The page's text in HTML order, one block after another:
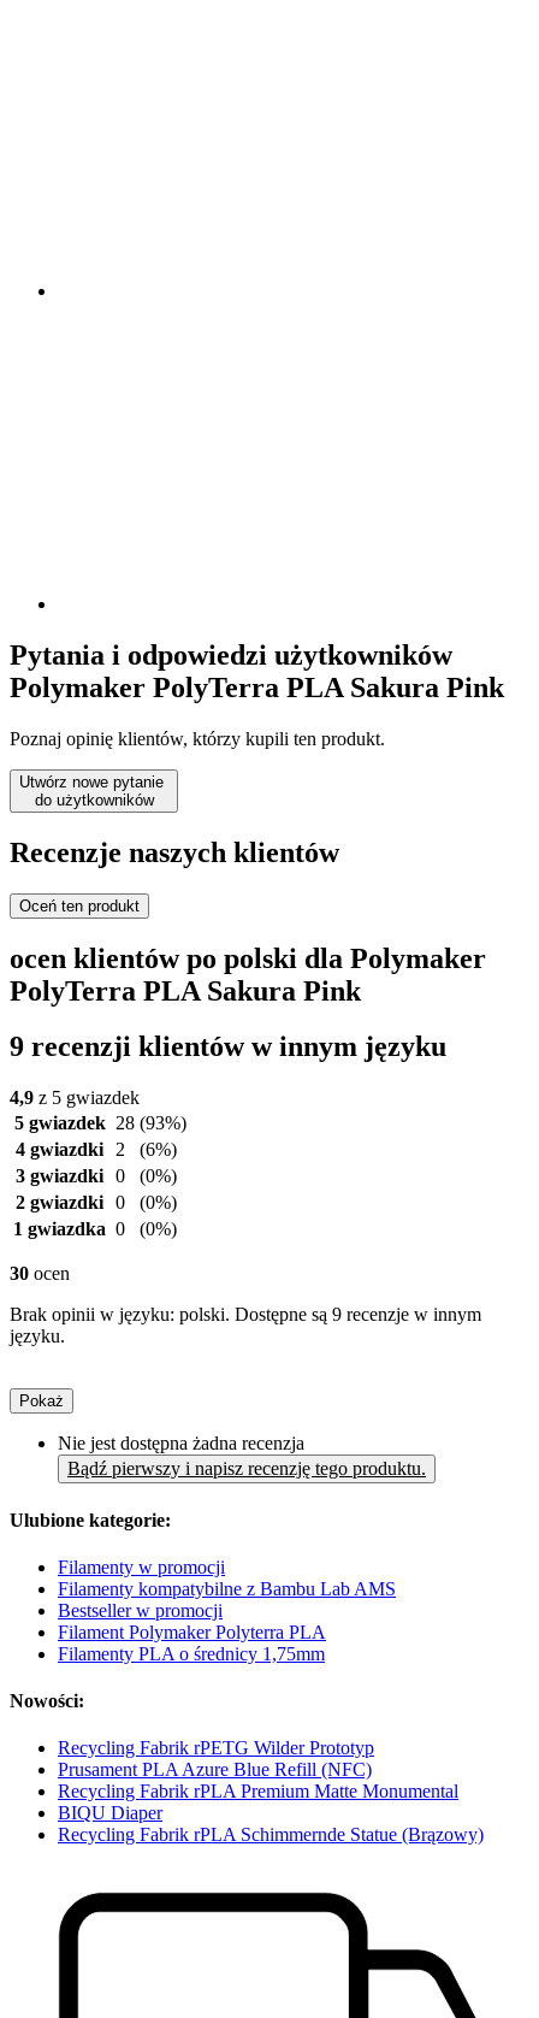
Pytania i odpowiedzi użytkowników
Polymaker PolyTerra PLA Sakura Pink
Poznaj opinię klientów, którzy kupili ten produkt.
Utwórz nowe pytanie
do użytkowników
Recenzje naszych klientów
Oceń ten produkt
ocen klientów po polski dla Polymaker
PolyTerra PLA Sakura Pink
9 recenzji klientów w innym języku
4,9 z 5 gwiazdek
5 gwiazdek 28 (93%)
4 gwiazdki
2
(6%)
3 gwiazdki 0
(0%)
2 gwiazdki 0
(0%)
1 gwiazdka 0 (0%)
30 ocen
Brak opinii w języku: polski. Dostępne są 9 recenzje w innym
języku.
Pokaż
Nie jest dostępna żadna recenzja
Bądź pierwszy i napisz recenzję tego produktu.
Ulubione kategorie:
Filamenty w promocji
Filamenty kompatybilne z Bambu Lab AMS
Bestseller w promocji
Filament Polymaker Polyterra PLA
Filamenty PLA o średnicy 1,75mm
Nowości:
Recycling Fabrik rPETG Wilder Prototyp
Prusament PLA Azure Blue Refill (NFC)
Recycling Fabrik rPLA Premium Matte Monumental
BIQU Diaper
Recycling Fabrik rPLA Schimmernde Statue (Brązowy)